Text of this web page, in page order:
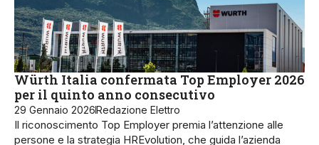
Würth Italia confermata Top Employer 2026
per il quinto anno consecutivo
29 Gennaio 2026Redazione Elettro
Il riconoscimento Top Employer premia l’attenzione alle
persone e la strategia HREvolution, che guida l’azienda